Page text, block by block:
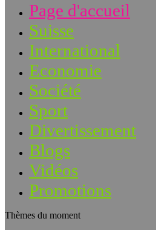
Page d'accueil
Suisse
International
Economie
Société
Sport
Divertissement
Blogs
Vidéos
Promotions
Thèmes du moment